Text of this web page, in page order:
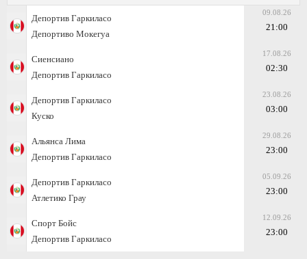
Депортив Гаркиласо
Депортиво Мокегуа
09.08.26
21:00
Сиенсиано
Депортив Гаркиласо
17.08.26
02:30
Депортив Гаркиласо
Куско
23.08.26
03:00
Альянса Лима
Депортив Гаркиласо
29.08.26
23:00
Депортив Гаркиласо
Атлетико Грау
05.09.26
23:00
Спорт Бойс
Депортив Гаркиласо
12.09.26
23:00